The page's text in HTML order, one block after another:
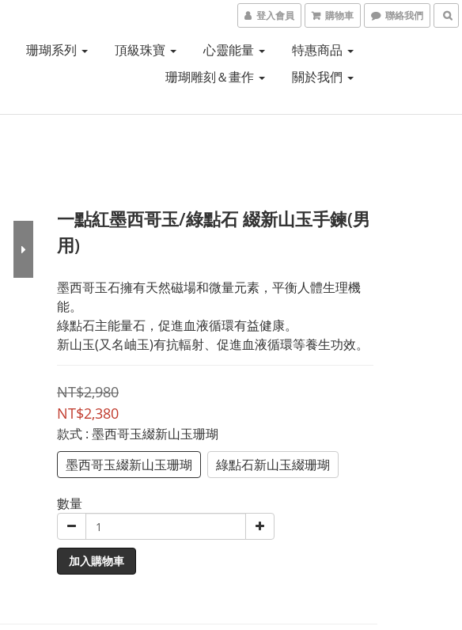
登入會員 購物車 聯絡我們
珊瑚系列 頂級珠寶 心靈能量
特惠商品
珊瑚雕刻＆畫作
關於我們
一點紅墨西哥玉/綠點石 綴新山玉手鍊(男
用)
墨西哥玉石擁有天然磁場和微量元素，平衡人體生理機
能。
綠點石主能量石，促進血液循環有益健康。
新山玉(又名岫玉)有抗輻射、促進血液循環等養生功效。
NT$2,980
NT$2,380
款式 : 墨西哥玉綴新山玉珊瑚
墨西哥玉綴新山玉珊瑚
綠點石新山玉綴珊瑚
數量
加入購物車